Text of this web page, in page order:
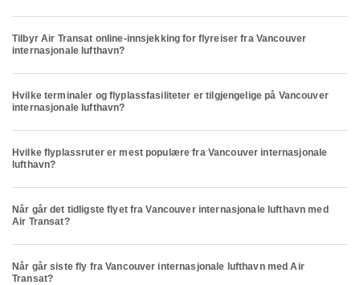
Tilbyr Air Transat online-innsjekking for flyreiser fra Vancouver
internasjonale lufthavn?
Hvilke terminaler og flyplassfasiliteter er tilgjengelige på Vancouver
internasjonale lufthavn?
Hvilke flyplassruter er mest populære fra Vancouver internasjonale
lufthavn?
Når går det tidligste flyet fra Vancouver internasjonale lufthavn med
Air Transat?
Når går siste fly fra Vancouver internasjonale lufthavn med Air
Transat?